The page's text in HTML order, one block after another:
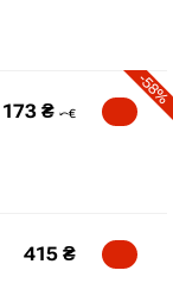
-58%
173 ₴
415 ₴